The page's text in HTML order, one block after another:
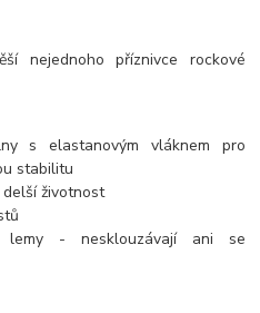
nejednoho příznivce rockové
s elastanovým vláknem pro
stabilitu
životnost
lemy - nesklouzávají ani se